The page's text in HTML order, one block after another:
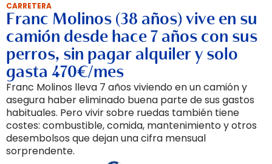
CARRETERA
Franc Molinos (38 años) vive en su
camión desde hace 7 años con sus
perros, sin pagar alquiler y solo
gasta 470€/mes
Franc Molinos lleva 7 años viviendo en un camión y
asegura haber eliminado buena parte de sus gastos
habituales. Pero vivir sobre ruedas también tiene
costes: combustible, comida, mantenimiento y otros
desembolsos que dejan una cifra mensual
sorprendente.